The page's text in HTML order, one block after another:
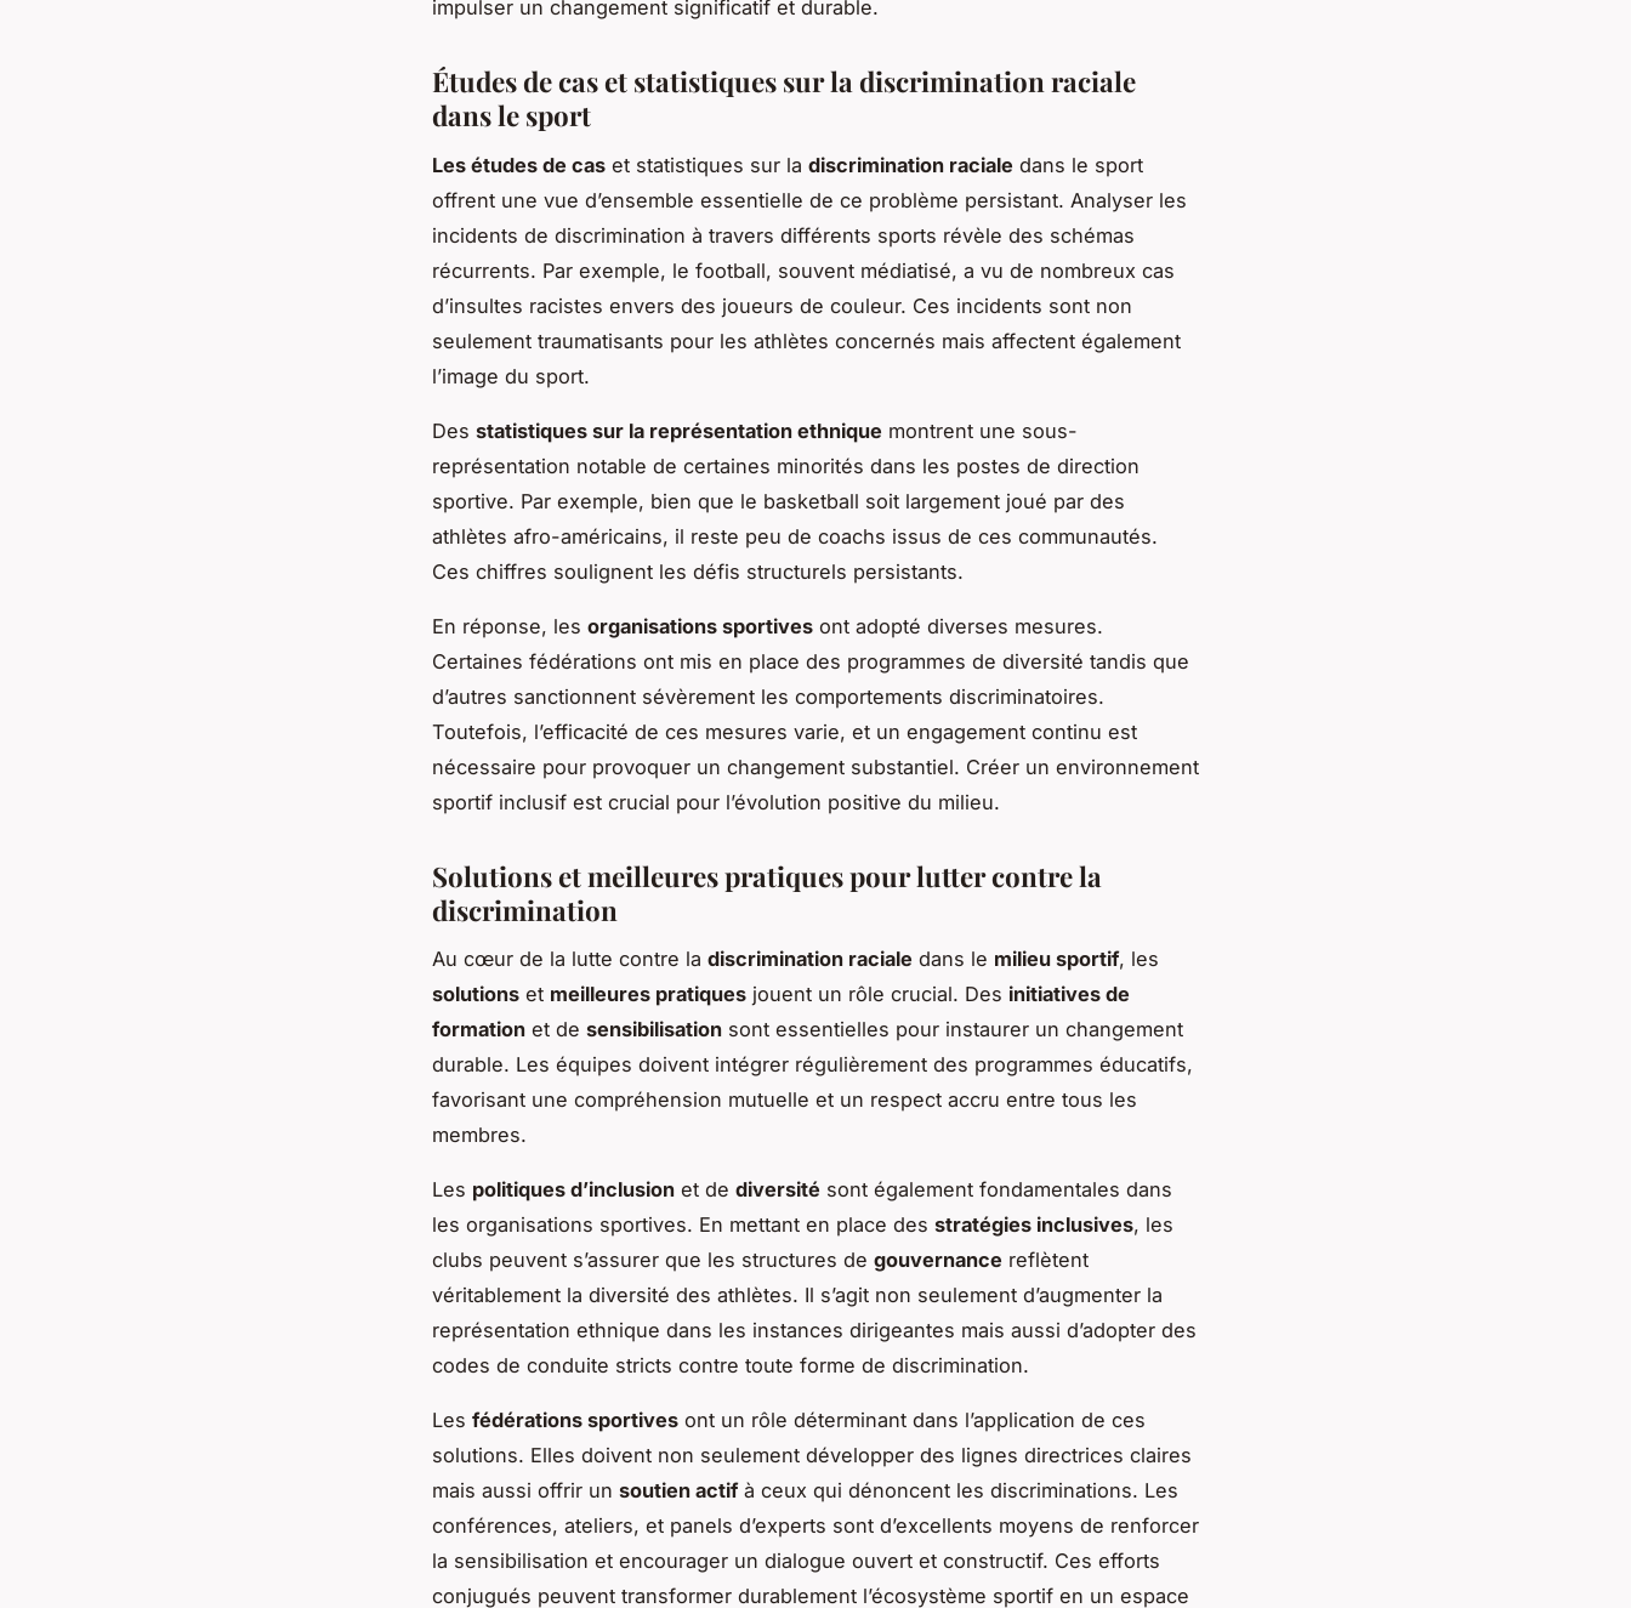
impulser un changement significatif et durable.
Études de cas et statistiques sur la discrimination raciale
dans le sport
Les études de cas et statistiques sur la discrimination raciale dans le sport
offrent une vue d’ensemble essentielle de ce problème persistant. Analyser les
incidents de discrimination à travers différents sports révèle des schémas
récurrents. Par exemple, le football, souvent médiatisé, a vu de nombreux cas
d’insultes racistes envers des joueurs de couleur. Ces incidents sont non
seulement traumatisants pour les athlètes concernés mais affectent également
l’image du sport.
Des statistiques sur la représentation ethnique montrent une sous-
représentation notable de certaines minorités dans les postes de direction
sportive. Par exemple, bien que le basketball soit largement joué par des
athlètes afro-américains, il reste peu de coachs issus de ces communautés.
Ces chiffres soulignent les défis structurels persistants.
En réponse, les organisations sportives ont adopté diverses mesures.
Certaines fédérations ont mis en place des programmes de diversité tandis que
d’autres sanctionnent sévèrement les comportements discriminatoires.
Toutefois, l’efficacité de ces mesures varie, et un engagement continu est
nécessaire pour provoquer un changement substantiel. Créer un environnement
sportif inclusif est crucial pour l’évolution positive du milieu.
Solutions et meilleures pratiques pour lutter contre la
discrimination
Au cœur de la lutte contre la discrimination raciale dans le milieu sportif, les
solutions et meilleures pratiques jouent un rôle crucial. Des initiatives de
formation et de sensibilisation sont essentielles pour instaurer un changement
durable. Les équipes doivent intégrer régulièrement des programmes éducatifs,
favorisant une compréhension mutuelle et un respect accru entre tous les
membres.
Les politiques d’inclusion et de diversité sont également fondamentales dans
les organisations sportives. En mettant en place des stratégies inclusives, les
clubs peuvent s’assurer que les structures de gouvernance reflètent
véritablement la diversité des athlètes. Il s’agit non seulement d’augmenter la
représentation ethnique dans les instances dirigeantes mais aussi d’adopter des
codes de conduite stricts contre toute forme de discrimination.
Les fédérations sportives ont un rôle déterminant dans l’application de ces
solutions. Elles doivent non seulement développer des lignes directrices claires
mais aussi offrir un soutien actifà ceux qui dénoncent les discriminations. Les
conférences, ateliers, et panels d’experts sont d’excellents moyens de renforcer
la sensibilisation et encourager un dialogue ouvert et constructif. Ces efforts
conjugués peuvent transformer durablement l’écosystème sportif en un espace